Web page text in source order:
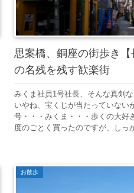
思案橋、銅座の街歩き
の名残を残す歓楽街
みくま社員1号社長、そんな真剣
いやね、宝くじが当たっていない
号・・・みくま・・・歩くの大好
度のごとく買ったのですが、しっ
お散歩